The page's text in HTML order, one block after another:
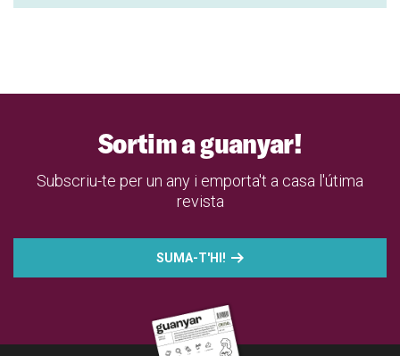
Sortim a guanyar!
Subscriu-te per un any i emporta't a casa l'útima
revista
SUMA-T'HI!